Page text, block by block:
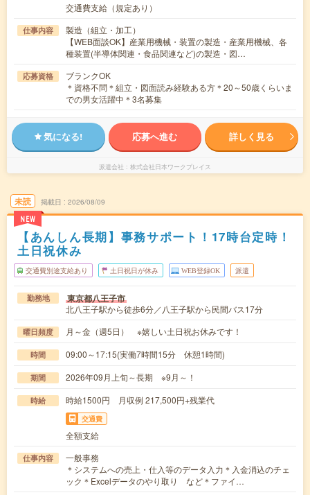
交通費支給（規定あり）
仕事内容
製造（組立・加工）
【WEB面談OK】産業用機械・装置の製造・産業用機械、各
種装置(半導体関連・食品関連など)の製造・図…
応募資格
ブランクOK
＊資格不問＊組立・図面読み経験ある方＊20～50歳くらいま
での男女活躍中＊3名募集
気になる! 応募へ進む 詳しく見る
派遣会社 株式会社日本ワークプレイス
未読
NEW
掲載日 2026/08/09
【あんしん長期】事務サポート！17時台定時！
土日祝休み
交通費別途支給あり 土日祝日が休み WEB登録OK 派遣
勤務地 東京都八王子市
北八王子駅から徒歩6分／八王子駅から民間バス17分
曜日頻度 月～金（週5日） ※嬉しい土日祝お休みです！
時間 09:00～17:15(実働7時間15分 休憩1時間)
期間 2026年09月上旬～長期 ※9月～！
時給 時給1500円 月収例 217,500円+残業代
交通費
全額支給
仕事内容
一般事務
＊システムへの売上・仕入等のデータ入力＊入金消込のチェ
ック＊Excelデータのやり取り など＊ファイ…